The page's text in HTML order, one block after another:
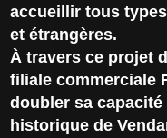
accueillir tous
et étrangères.
À travers ce projet
filiale commerciale
doubler sa
historique de